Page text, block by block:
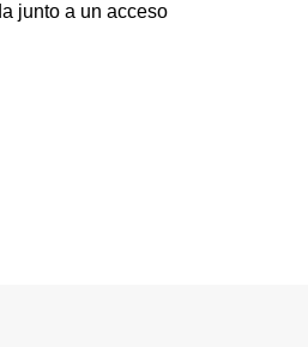
junto a un acceso